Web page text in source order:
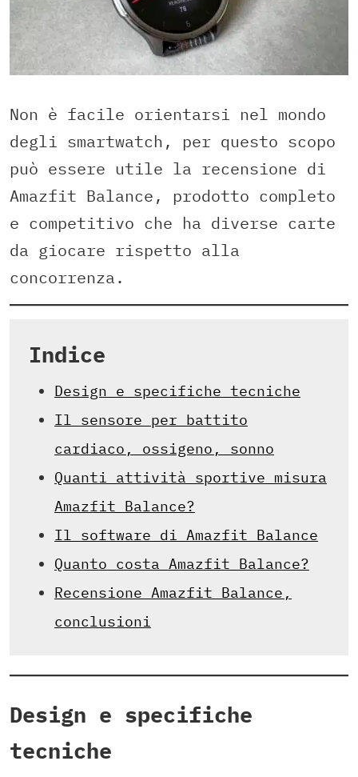
Non è facile orientarsi nel mondo
degli smartwatch, per questo scopo
può essere utile la recensione di
Amazfit Balance, prodotto completo
e competitivo che ha diverse carte
da giocare rispetto alla
concorrenza.
Indice
Design e specifiche tecniche
Il sensore per battito
cardiaco, ossigeno, sonno
Quanti attività sportive misura
Amazfit Balance?
Il software di Amazfit Balance
Quanto costa Amazfit Balance?
Recensione Amazfit Balance,
conclusioni
Design e specifiche
tecniche